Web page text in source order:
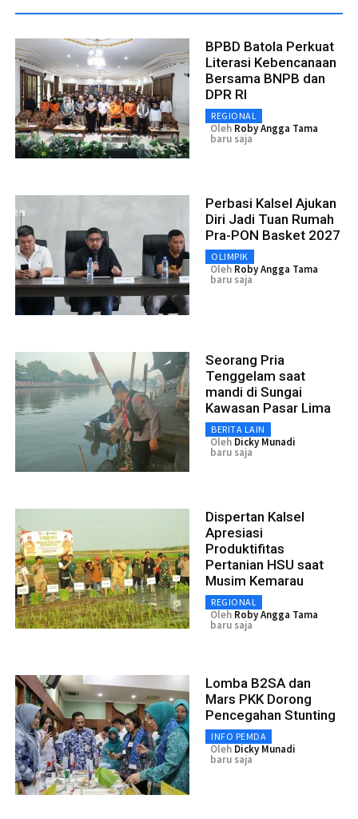
BPBD Batola Perkuat
Literasi Kebencanaan
Bersama BNPB dan
DPR RI
REGIONAL
Oleh Roby Angga Tama
baru saja
Perbasi Kalsel Ajukan
Diri Jadi Tuan Rumah
Pra-PON Basket 2027
OLIMPIK
Oleh Roby Angga Tama
baru saja
Seorang Pria
Tenggelam saat
mandi di Sungai
Kawasan Pasar Lima
BERITA LAIN
Oleh Dicky Munadi
baru saja
Dispertan Kalsel
Apresiasi
Produktifitas
Pertanian HSU saat
Musim Kemarau
REGIONAL
Oleh Roby Angga Tama
baru saja
Lomba B2SA dan
Mars PKK Dorong
Pencegahan Stunting
INFO PEMDA
Oleh Dicky Munadi
baru saja